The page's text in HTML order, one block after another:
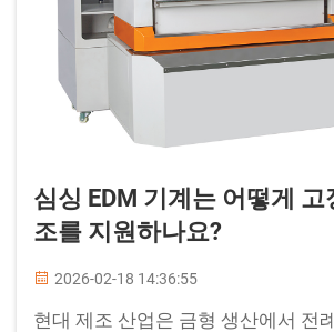
심싱 EDM 기계는 어떻게 고
조를 지원하나요?
2026-02-18 14:36:55
현대 제조 산업은 금형 생산에서 전